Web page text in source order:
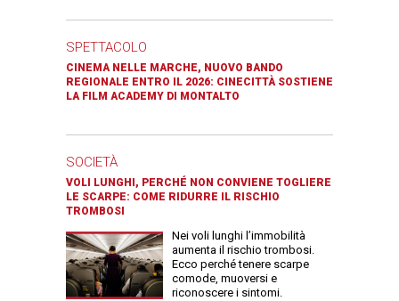
SPETTACOLO
CINEMA NELLE MARCHE, NUOVO BANDO
REGIONALE ENTRO IL 2026: CINECITTÀ SOSTIENE
LA FILM ACADEMY DI MONTALTO
SOCIETÀ
VOLI LUNGHI, PERCHÉ NON CONVIENE TOGLIERE
LE SCARPE: COME RIDURRE IL RISCHIO
TROMBOSI
Nei voli lunghi l’immobilità
aumenta il rischio trombosi.
Ecco perché tenere scarpe
comode, muoversi e
riconoscere i sintomi.